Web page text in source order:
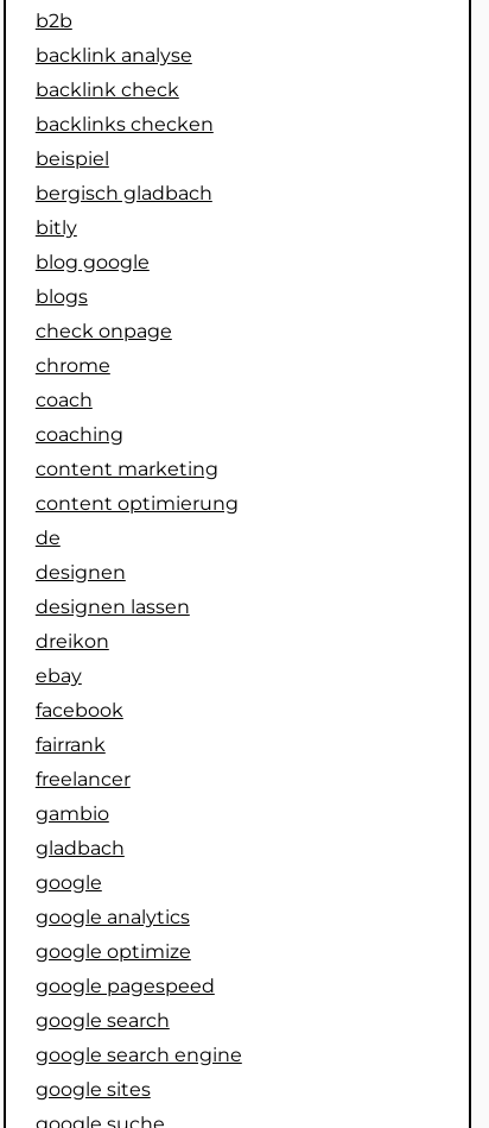
b2b
backlink analyse
backlink check
backlinks checken
beispiel
bergisch gladbach
bitly
blog google
blogs
check onpage
chrome
coach
coaching
content marketing
content optimierung
de
designen
designen lassen
dreikon
ebay
facebook
fairrank
freelancer
gambio
gladbach
google
google analytics
google optimize
google pagespeed
google search
google search engine
google sites